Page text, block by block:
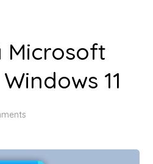
Microsoft
11